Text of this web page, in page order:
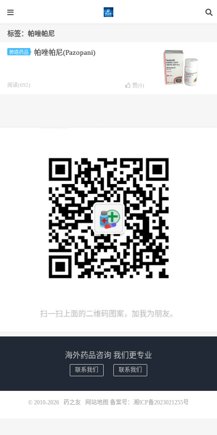
标签：帕唑帕尼
肺癌药品 帕唑帕尼(Pazopani)
阅读(692) 赞(0)
海外药品咨询 我们更专业
联系我们 联系我们
© 2010-2026 药之友 网站地图 备案号： 湘ICP备2023021255号